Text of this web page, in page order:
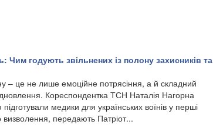
Чим годують звільнених із полону захисників та
– це не лише емоційне потрясіння, а й складний
Кореспондентка ТСН Наталія Нагорна
медики для українських воїнів у перші
визволення, передають Патріот...